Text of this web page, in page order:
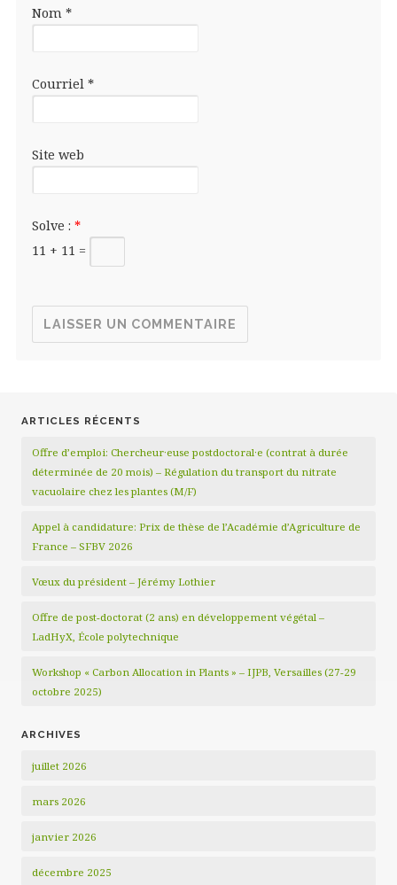
Nom *
Courriel *
Site web
Solve : *
11 + 11 =
ARTICLES RÉCENTS
Offre d’emploi: Chercheur·euse postdoctoral·e (contrat à durée
déterminée de 20 mois) – Régulation du transport du nitrate
vacuolaire chez les plantes (M/F)
Appel à candidature: Prix de thèse de l’Académie d’Agriculture de
France – SFBV 2026
Vœux du président – Jérémy Lothier
Offre de post-doctorat (2 ans) en développement végétal –
LadHyX, École polytechnique
Workshop « Carbon Allocation in Plants » – IJPB, Versailles (27-29
octobre 2025)
ARCHIVES
juillet 2026
mars 2026
janvier 2026
décembre 2025